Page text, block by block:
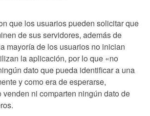
que los usuarios pueden solicitar que
de sus servidores, además de
mayoría de los usuarios no inician
la aplicación, por lo que «no
dato que pueda identificar a una
y como era de esperarse,
venden ni comparten ningún dato de